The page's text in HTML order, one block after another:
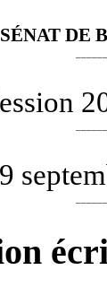
SÉNAT DE